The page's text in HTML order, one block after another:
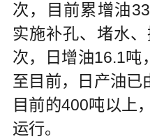
次，目前累增油
实施补孔、堵水
次，日增油16.1吨
至目前，日产油已
目前的400吨以上
运行。